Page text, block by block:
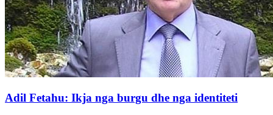
Adil Fetahu: Ikja nga burgu dhe nga identiteti